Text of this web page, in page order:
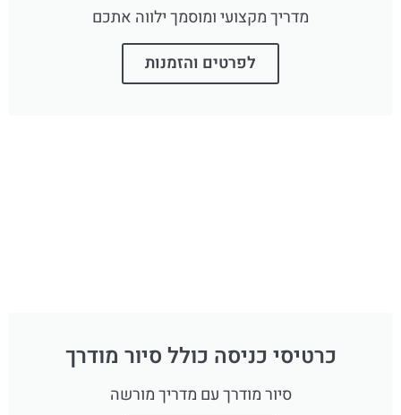
מדריך מקצועי ומוסמך ילווה אתכם
לפרטים והזמנות
כרטיסי כניסה כולל סיור מודרך
סיור מודרך עם מדריך מורשה